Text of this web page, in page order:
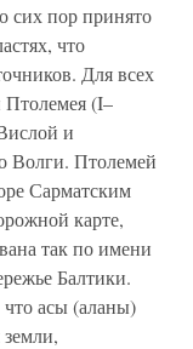
сих пор принято
что
Для всех
Птолемея (I–
и
Волги. Птолемей
Сарматским
карте,
так по имени
Балтики.
асы (аланы)